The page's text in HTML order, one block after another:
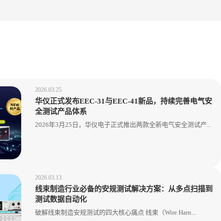
2026.03.25
华仪正式发布EEC-31与EEC-41新品，持续完善电气安
全测试产品体系
2026年3月25日，华仪电子正式推出两款全新电气安全测试产...
2026.03.13
线束制造行业必备的安规测试解决方案：从多点扫描到
测试数据自动化
破解线束制造安规测试的四大核心痛点 线束（Wire Harn...